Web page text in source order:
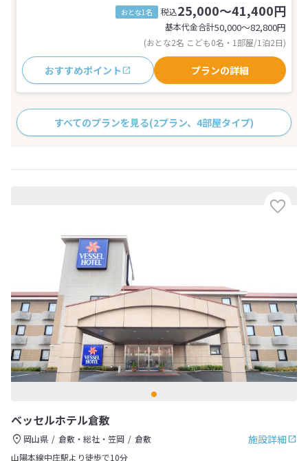
おとな1名 税込25,000～41,400円
基本代金合計50,000〜82,800円
(おとな2名 こども0名・1部屋/1泊2日)
おすすめポイント プランの詳細
すべてのプランを見る(2プラン、4部屋タイプ)
ベッセルホテル倉敷
施設詳細
岡山県 倉敷・総社・笠岡
倉敷
山陽本線中庄駅より徒歩で10分